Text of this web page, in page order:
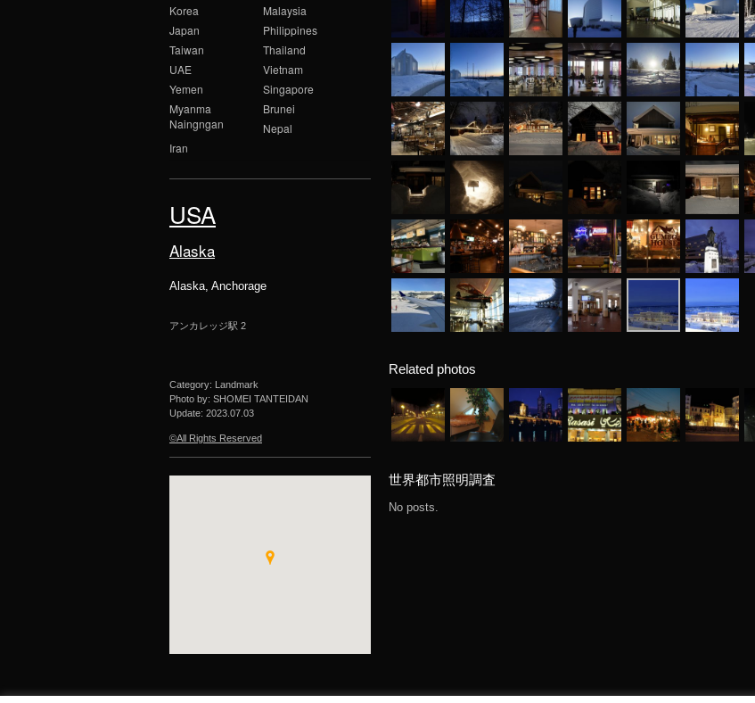
Korea
Malaysia
Japan
Philippines
Taiwan
Thailand
UAE
Vietnam
Yemen
Singapore
Myanma
Naingngan
Brunei
Nepal
Iran
USA
Alaska
Alaska, Anchorage
アンカレッジ駅 2
Category: Landmark
Photo by: SHOMEI TANTEIDAN
Update: 2023.07.03
©All Rights Reserved
Related photos
世界都市照明調査
No posts.